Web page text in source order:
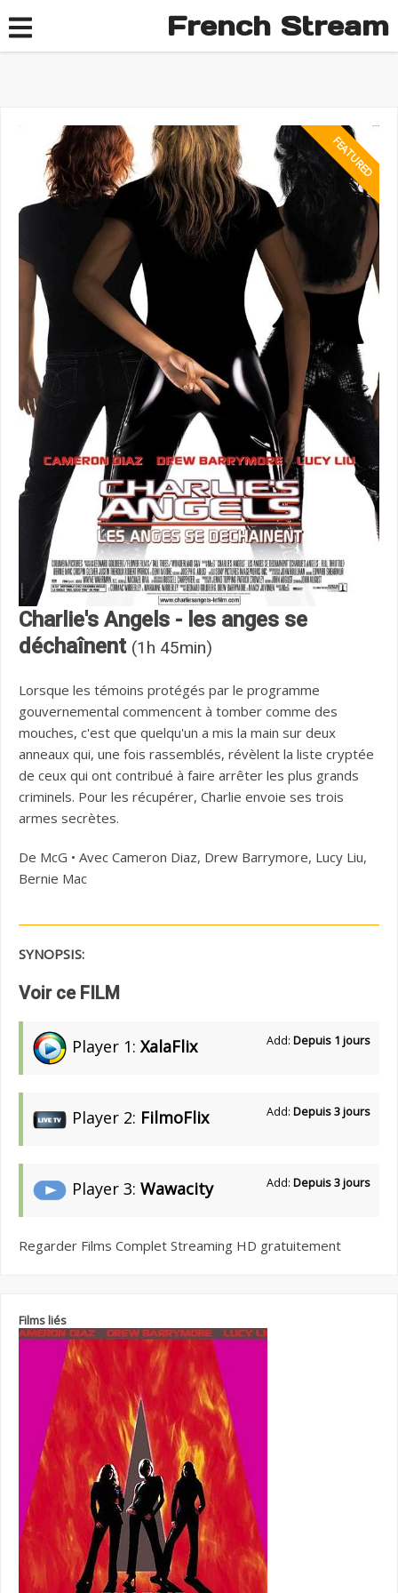
French Stream
Charlie's Angels - les anges se
déchaînent (1h 45min)
Lorsque les témoins protégés par le programme
gouvernemental commencent à tomber comme des
mouches, c'est que quelqu'un a mis la main sur deux
anneaux qui, une fois rassemblés, révèlent la liste cryptée
de ceux qui ont contribué à faire arrêter les plus grands
criminels. Pour les récupérer, Charlie envoie ses trois
armes secrètes.
De McG • Avec Cameron Diaz, Drew Barrymore, Lucy Liu,
Bernie Mac
SYNOPSIS:
Voir ce FILM
Player 1: XalaFlix Add: Depuis 1 jours
Player 2: FilmoFlix Add: Depuis 3 jours
Player 3: Wawacity Add: Depuis 3 jours
Regarder Films Complet Streaming HD gratuitement
Films liés